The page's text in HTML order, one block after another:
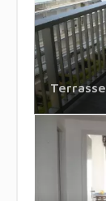
Terrasse